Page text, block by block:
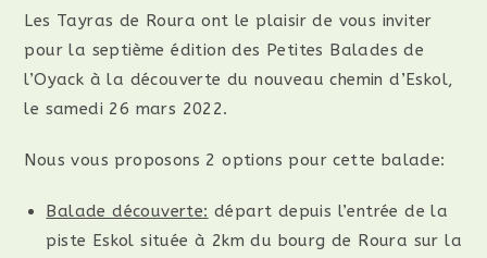
Les Tayras de Roura ont le plaisir de vous inviter
pour la septième édition des Petites Balades de
l’Oyack à la découverte du nouveau chemin d’Eskol,
le samedi 26 mars 2022.
Nous vous proposons 2 options pour cette balade:
Balade découverte: départ depuis l’entrée de la
piste Eskol située à 2km du bourg de Roura sur la